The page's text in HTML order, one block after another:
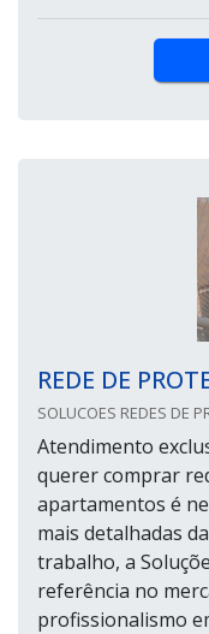
REDE DE
SOLUCOES REDES DE
Atendimento
querer comprar
apartamentos é
mais detalhadas
trabalho, a
referência no
profissionalismo